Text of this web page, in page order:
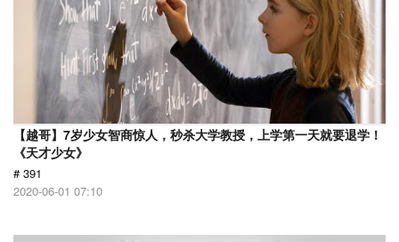
【越哥】7岁少女智商惊人，秒杀大学教授，上学第一天就要退学！
《天才少女》
# 391
2020-06-01 07:10